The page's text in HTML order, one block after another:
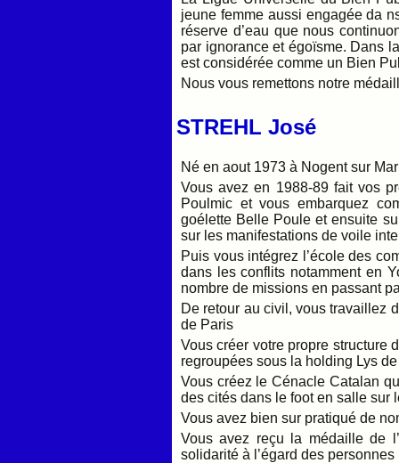
jeune femme aussi engagée da
réserve d’eau que nous
par ignorance et égoïsme. Dans
est considérée comme un Bien
Nous vous remettons notre
STREHL José
Né en aout 1973 à Nogent sur
Vous avez en 1988-89 fait vos
Poulmic et vous embarquez
goélette Belle Poule et ensuite
sur les manifestations de voile
Puis vous intégrez l’école des
dans les conflits notamment en
nombre de missions en passant
De retour au civil, vous travaillez
de Paris
Vous créer votre propre structure
regroupées sous la holding Lys
Vous créez le Cénacle Catalan
des cités dans le foot en salle sur
Vous avez bien sur pratiqué de
Vous avez reçu la médaille de
solidarité à l’égard des